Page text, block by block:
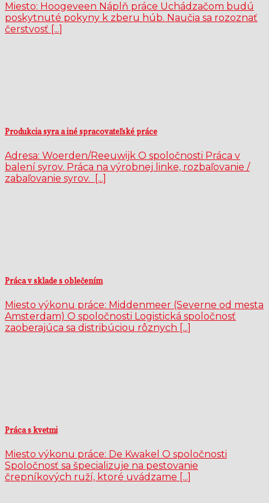
Miesto: Hoogeveen Náplň práce Uchádzačom budú
poskytnuté pokyny k zberu húb. Naučia sa rozoznať
čerstvosť [...]
Produkcia syra a iné spracovateľské práce
Adresa: Woerden/Reeuwijk O spoločnosti Práca v
balení syrov. Práca na výrobnej linke, rozbaľovanie /
zabaľovanie syrov. [...]
Práca v sklade s oblečením
Miesto výkonu práce: Middenmeer (Severne od mesta
Amsterdam) O spoločnosti Logistická spoločnosť
zaoberajúca sa distribúciou rôznych [...]
Práca s kvetmi
Miesto výkonu práce: De Kwakel O spoločnosti
Spoločnosť sa špecializuje na pestovanie
črepníkových ruží, ktoré uvádzame [...]